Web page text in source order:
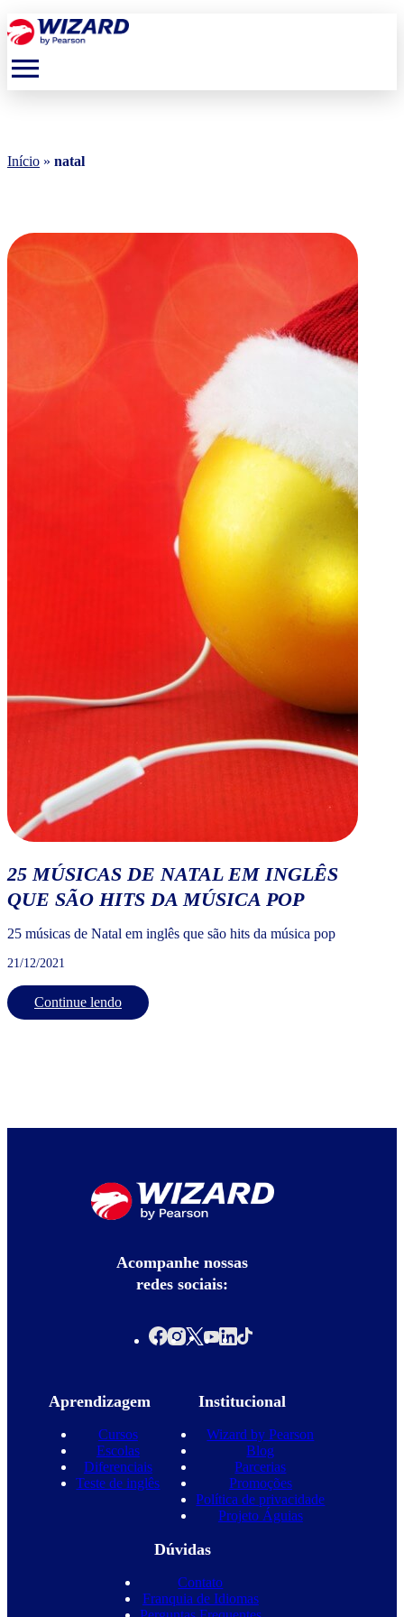
menu
Início » natal
25 MÚSICAS DE NATAL EM INGLÊS
QUE SÃO HITS DA MÚSICA POP
25 músicas de Natal em inglês que são hits da música pop
21/12/2021
Continue lendo
Acompanhe nossas
redes sociais:
Aprendizagem
Cursos
Escolas
Diferenciais
Teste de inglês
Institucional
Wizard by Pearson
Blog
Parcerias
Promoções
Política de privacidade
Projeto Águias
Dúvidas
Contato
Franquia de Idiomas